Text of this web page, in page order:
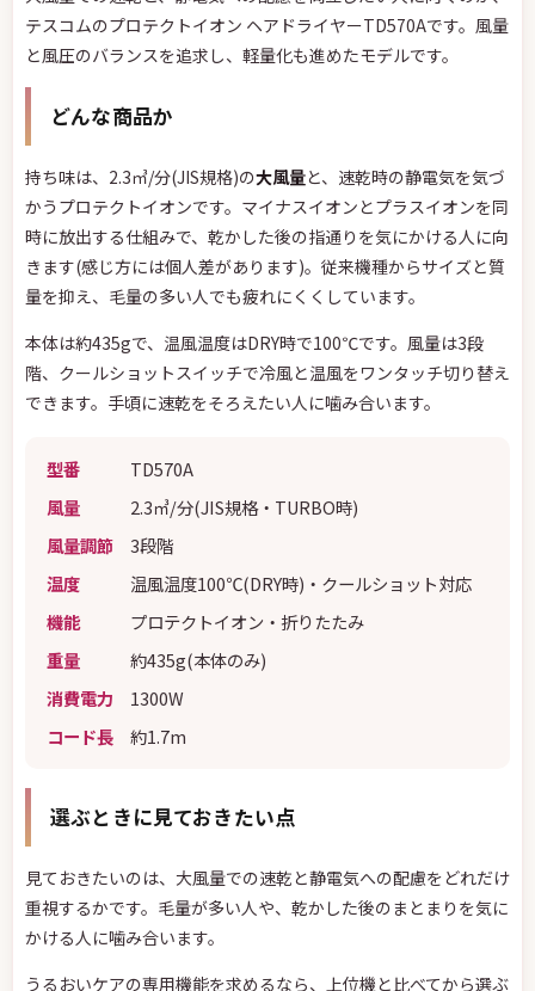
テスコムのプロテクトイオン ヘアドライヤーTD570Aです。風量
と風圧のバランスを追求し、軽量化も進めたモデルです。
どんな商品か
持ち味は、2.3㎥/分(JIS規格)の 大風量 と、速乾時の静電気を気づ
かうプロテクトイオンです。マイナスイオンとプラスイオンを同
時に放出する仕組みで、乾かした後の指通りを気にかける人に向
きます(感じ方には個人差があります)。従来機種からサイズと質
量を抑え、毛量の多い人でも疲れにくくしています。
本体は約435gで、温風温度はDRY時で100℃です。風量は3段
階、クールショットスイッチで冷風と温風をワンタッチ切り替え
できます。手頃に速乾をそろえたい人に噛み合います。
型番
TD570A
風量
2.3㎥/分(JIS規格・TURBO時)
風量調節
3段階
温度
温風温度100℃(DRY時)・クールショット対応
機能
プロテクトイオン・折りたたみ
重量
約435g(本体のみ)
消費電力
1300W
コード長
約1.7m
選ぶときに見ておきたい点
見ておきたいのは、大風量での速乾と静電気への配慮をどれだけ
重視するかです。毛量が多い人や、乾かした後のまとまりを気に
かける人に噛み合います。
うるおいケアの専用機能を求めるなら、上位機と比べてから選ぶ